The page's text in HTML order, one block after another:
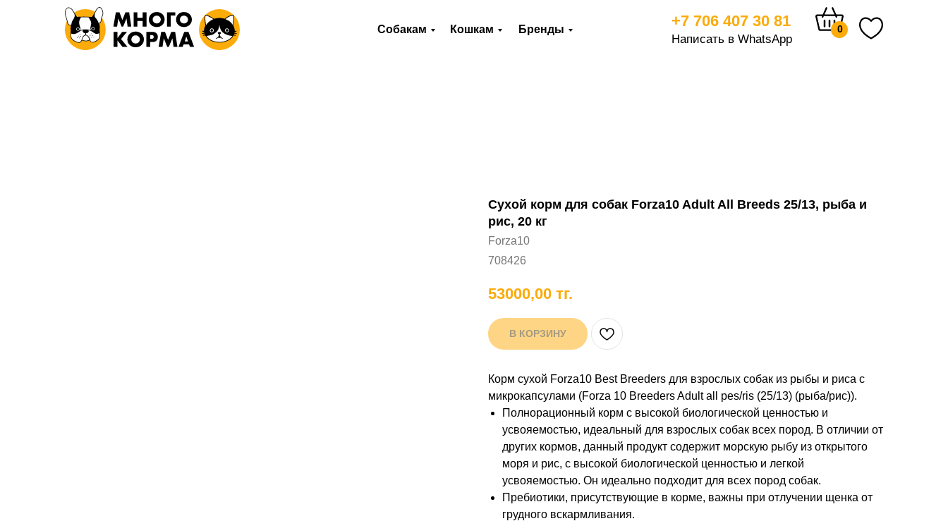
0
Собакам Кошкам Бренды +7 706 407 30 81
Написать в WhatsApp
Сухой корм для собак Forza10 Adult All Breeds 25/13, рыба и
рис, 20 кг
Forza10
708426
53000,00 тг.
В КОРЗИНУ
Корм сухой Forza10 Best Breeders для взрослых собак из рыбы и риса с
микрокапсулами (Forza 10 Breeders Adult all pes/ris (25/13) (рыба/рис)).
Полнорационный корм с высокой биологической ценностью и
усвояемостью, идеальный для взрослых собак всех пород. В отличии от
других кормов, данный продукт содержит морскую рыбу из открытого
моря и рис, с высокой биологической ценностью и легкой
усвояемостью. Он идеально подходит для всех пород собак.
Пребиотики, присутствующие в корме, важны при отлучении щенка от
грудного вскармливания.